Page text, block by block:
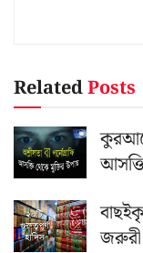
RelatedPosts
জরুরী